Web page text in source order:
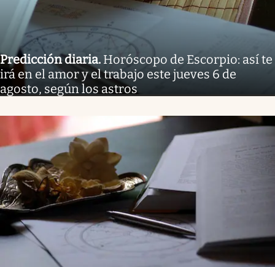
Predicción diaria. Horóscopo de Escorpio: así te
irá en el amor y el trabajo este jueves 6 de
agosto, según los astros